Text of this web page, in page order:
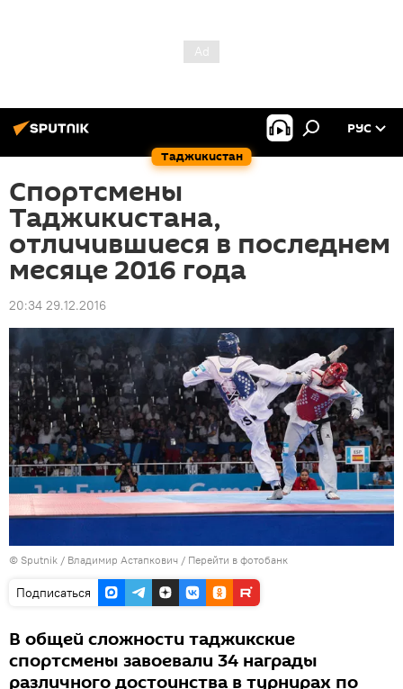
Таджикистан
РУС
Спортсмены
Таджикистана,
отличившиеся в последнем
месяце 2016 года
20:34 29.12.2016
© Sputnik / Владимир Астапкович / Перейти в фотобанк
Подписаться
В общей сложности таджикские
спортсмены завоевали 34 награды
различного достоинства в турнирах по